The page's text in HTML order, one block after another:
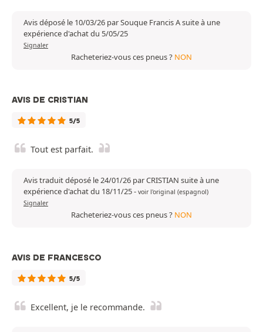
Avis déposé le 10/03/26 par Souque Francis A suite à une
expérience d'achat du 5/05/25
Signaler
Racheteriez-vous ces pneus ? NON
AVIS DE CRISTIAN
5/5
Tout est parfait.
Avis traduit déposé le 24/01/26 par CRISTIAN suite à une
expérience d'achat du 18/11/25- voir l'original (espagnol)
Signaler
Racheteriez-vous ces pneus ? NON
AVIS DE FRANCESCO
5/5
Excellent, je le recommande.